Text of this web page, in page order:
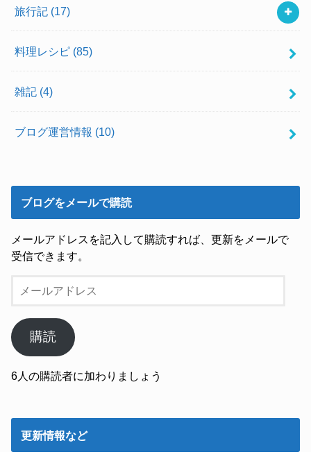
旅行記 (17)
料理レシピ (85)
雑記 (4)
ブログ運営情報 (10)
ブログをメールで購読
メールアドレスを記入して購読すれば、更新をメールで
受信できます。
ア
ド
ス
購読
6人の購読者に加わりましょう
更新情報など